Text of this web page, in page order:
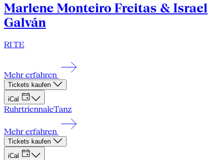
Marlene Monteiro Freitas & Israel
Galván
RI TE
Mehr erfahren
Tickets kaufen
iCal
RuhrtriennaleTanz
Mehr erfahren
Tickets kaufen
iCal